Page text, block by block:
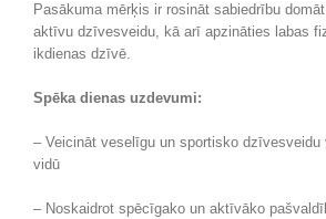
Pasākuma mērķis ir rosināt sabiedrību
aktīvu dzīvesveidu, kā arī apzināties labas
ikdienas dzīvē.
Spēka dienas uzdevumi:
– Veicināt veselīgu un sportisko
vidū
– Noskaidrot spēcīgako un aktīvāko